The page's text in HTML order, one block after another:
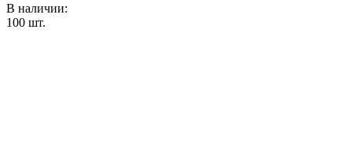
В наличии:
100 шт.